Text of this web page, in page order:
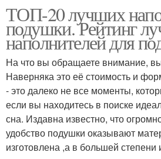
ТОП-20 лучших
подушки. Рейтинг
наполнителей для
На что вы обращаете внимание,
Наверняка это её стоимость и
- это далеко не все моменты,
если вы находитесь в поиске
сна. Издавна известно, что
удобство подушки оказывают
изготовлена ,а в большей